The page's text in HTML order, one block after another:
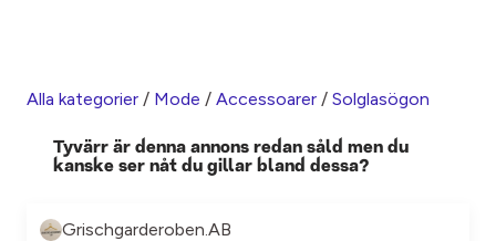
Alla kategorier / Mode / Accessoarer / Solglasögon
Tyvärr är denna annons redan såld men du
kanske ser nåt du gillar bland dessa?
Grischgarderoben.AB